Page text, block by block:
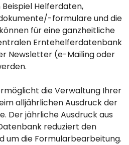
Helferdaten,
formulare und die
für eine ganzheitliche
Erntehelferdatenbank
Newsletter (e-Mailing oder
die Verwaltung Ihrer
alljährlichen Ausdruck der
Der jährliche Ausdruck aus
reduziert den
um die Formularbearbeitung.